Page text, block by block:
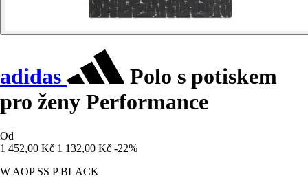
adidas
Polo s potiskem
pro ženy Performance
Od
1 452,00 Kč 1 132,00 Kč -22%
W AOP SS P BLACK